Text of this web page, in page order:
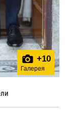
+10
Галерея